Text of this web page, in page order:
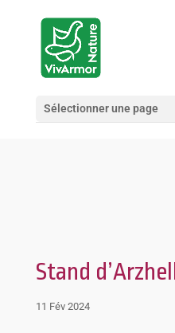
Sélectionner une page
Stand
11 Fév 2024